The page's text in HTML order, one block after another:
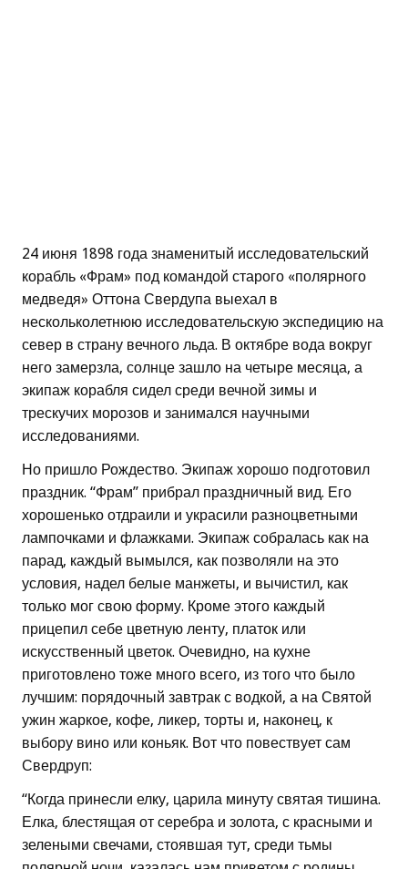
24 июня 1898 года знаменитый исследовательский
корабль «Фрам» под командой старого «полярного
медведя» Оттона Свердупа выехал в
нескольколетнюю исследовательскую экспедицию на
север в страну вечного льда. В октябре вода вокруг
него замерзла, солнце зашло на четыре месяца, а
экипаж корабля сидел среди вечной зимы и
трескучих морозов и занимался научными
исследованиями.
Но пришло Рождество. Экипаж хорошо подготовил
праздник. “Фрам” прибрал праздничный вид. Его
хорошенько отдраили и украсили разноцветными
лампочками и флажками. Экипаж собралась как на
парад, каждый вымылся, как позволяли на это
условия, надел белые манжеты, и вычистил, как
только мог свою форму. Кроме этого каждый
прицепил себе цветную ленту, платок или
искусственный цветок. Очевидно, на кухне
приготовлено тоже много всего, из того что было
лучшим: порядочный завтрак с водкой, а на Святой
ужин жаркое, кофе, ликер, торты и, наконец, к
выбору вино или коньяк. Вот что повествует сам
Свердруп:
“Когда принесли елку, царила минуту святая тишина.
Елка, блестящая от серебра и золота, с красными и
зелеными свечами, стоявшая тут, среди тьмы